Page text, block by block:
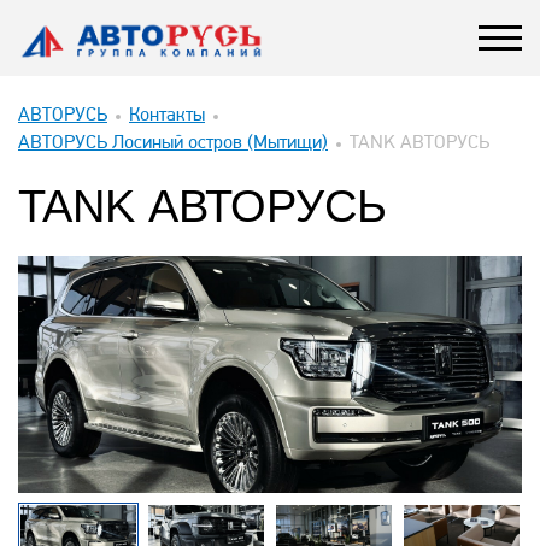
АВТОРУСЬ
Контакты
АВТОРУСЬ Лосиный остров (Мытищи)
TANK АВТОРУСЬ
TANK АВТОРУСЬ